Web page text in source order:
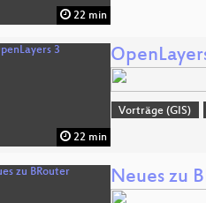
22 min
22 min
Vorträge (GIS)
Neues zu